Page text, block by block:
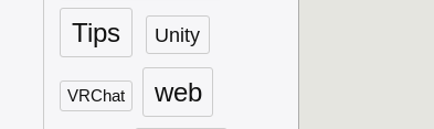
Tips Unity
VRChat web